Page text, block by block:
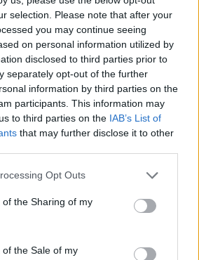
selection. Please note that after your
you may continue seeing
on personal information utilized by
disclosed to third parties prior to
separately opt-out of the further
information by third parties on the
participants. This information may
to third parties on the IAB’s List of
that may further disclose it to other
app uses one or more Google
or usage behaviour. You may click to
to Google and its third-party tags to
specified purposes in below Google
Opt Outs
the Sharing of my
the Sale of my
FERROÉP Zrt. oktatási beruházás
Hódmezővásárhely jó hírű
építési szakasz indult be a
téri felüljárón